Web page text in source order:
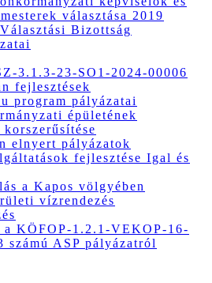
választása 2019
Bizottság
3.1.3-23-SO1-2024-00006
fejlesztések
program pályázatai
épületének
elnyert pályázatok
fejlesztése Igal és
a Kapos völgyében
vízrendezés
a KÖFOP-1.2.1-VEKOP-16-
számú ASP pályázatról